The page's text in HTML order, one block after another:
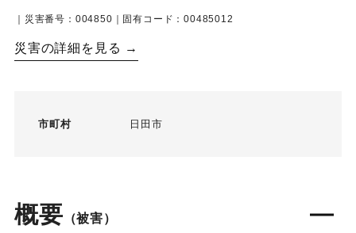
｜災害番号：004850｜固有コード：00485012
災害の詳細を見る →
市町村 日田市
概要 （被害）